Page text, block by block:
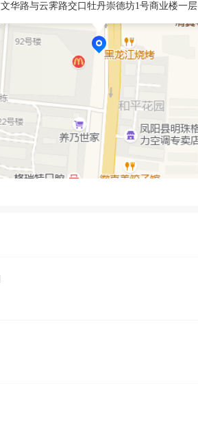
文华路与云霁路交口牡丹崇德坊1号商业楼一层